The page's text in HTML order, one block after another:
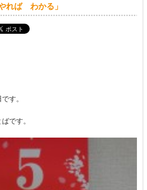
れば わかる」
す。
です。